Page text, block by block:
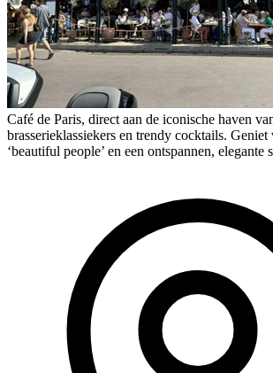
Café de Paris, direct aan de iconische haven
brasserieklassiekers en trendy cocktails.
‘beautiful people’ en een ontspannen, elegante